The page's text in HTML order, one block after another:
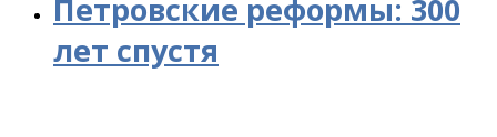
Петровские реформы: 300
лет спустя